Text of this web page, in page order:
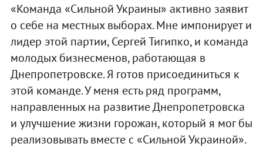
«Команда «Сильной Украины» активно заявит
о себе на местных выборах. Мне импонирует и
лидер этой партии, Сергей Тигипко, и команда
молодых бизнесменов, работающая в
Днепропетровске. Я готов присоединиться к
этой команде. У меня есть ряд программ,
направленных на развитие Днепропетровска
и улучшение жизни горожан, который я мог бы
реализовывать вместе с «Сильной Украиной».